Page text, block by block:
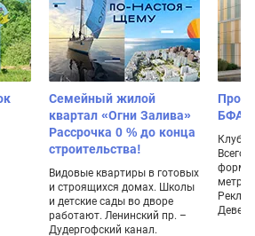
Семейный жилой
квартал «Огни Залива»
Рассрочка 0 % до конца
строительства!
Видовые квартиры в готовых
и строящихся домах. Школы
и детские сады во дворе
работают. Ленинский пр. –
Дудергофский канал.
БФА-
Всего